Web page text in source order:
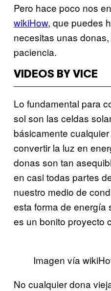
Pero hace poco nos
wikiHow, que puedes
necesitas unas
paciencia.
VIDEOS BY VICE
Lo fundamental para
sol son las celdas
básicamente
convertir la luz en
donas son tan
en casi todas partes
nuestro medio de
esta forma de energía
es un bonito proyecto
Imagen vía
No cualquier dona